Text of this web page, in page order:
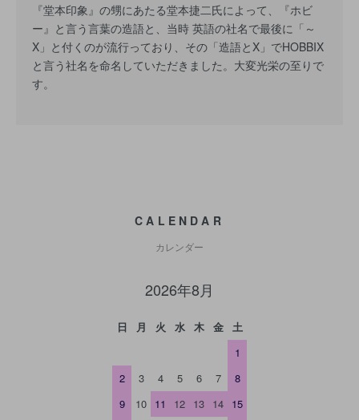
『堂本印象』の甥にあたる堂本捷二氏によって、『ホビ
ー』と言う言葉の造語と、当時 英語の社名で最後に「～
X」と付くのが流行っており、その「造語とX」でHOBBIX
と言う社名を命名していただきました。大変光栄の至りで
す。
CALENDAR
カレンダー
2026年8月
日 月 火 水 木 金
土
1
2
3 4 5 6 7
8
9
10 11 12 13 14 15